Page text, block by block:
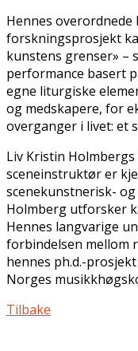
Hennes
forskningsprosjekt
kunstens grenser» –
performance basert
egne liturgiske
og medskapere, for
overganger i livet: et
Liv Kristin
sceneinstruktør er
scenekunstnerisk-
Holmberg­ utforsker
Hennes langvarige
forbindelsen mellom
hennes ph.d.-
Norges
Tilbake